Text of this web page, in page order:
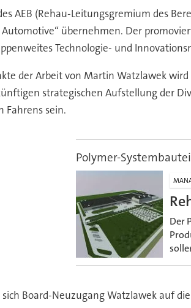
AEB (Rehau-Leitungsgremium des
übernehmen. Der
Technologie- und
der Arbeit von Martin Watzlawek
strategischen Aufstellung der
Fahrens sein.
Polymer-
Der
sich Board-Neuzugang Watzlawek auf